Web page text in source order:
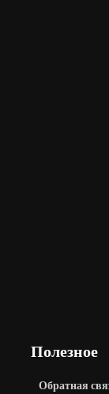
Полезное
Обратная